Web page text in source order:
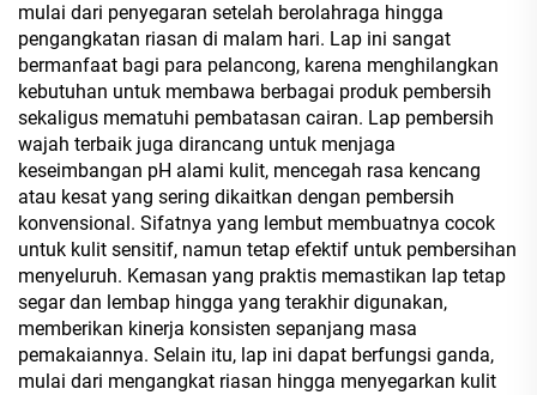
mulai dari penyegaran setelah berolahraga hingga
pengangkatan riasan di malam hari. Lap ini sangat
bermanfaat bagi para pelancong, karena menghilangkan
kebutuhan untuk membawa berbagai produk pembersih
sekaligus mematuhi pembatasan cairan. Lap pembersih
wajah terbaik juga dirancang untuk menjaga
keseimbangan pH alami kulit, mencegah rasa kencang
atau kesat yang sering dikaitkan dengan pembersih
konvensional. Sifatnya yang lembut membuatnya cocok
untuk kulit sensitif, namun tetap efektif untuk pembersihan
menyeluruh. Kemasan yang praktis memastikan lap tetap
segar dan lembap hingga yang terakhir digunakan,
memberikan kinerja konsisten sepanjang masa
pemakaiannya. Selain itu, lap ini dapat berfungsi ganda,
mulai dari mengangkat riasan hingga menyegarkan kulit